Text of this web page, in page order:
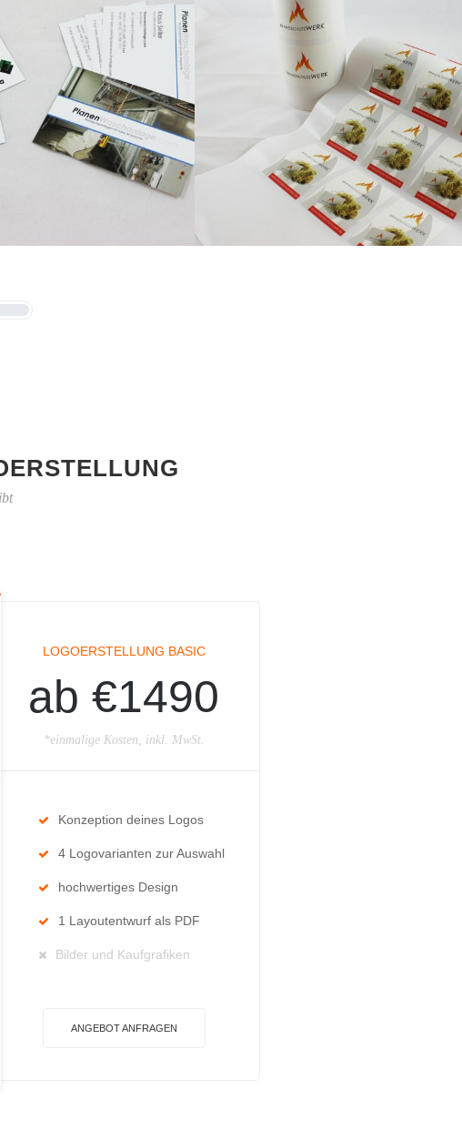
LOGOERSTELLUNG BASIC
ab €1490
*einmalige Kosten, inkl. MwSt.
Konzeption deines Logos
4 Logovarianten zur Auswahl
hochwertiges Design
1 Layoutentwurf als PDF
Bilder und Kaufgrafiken
ANGEBOT ANFRAGEN